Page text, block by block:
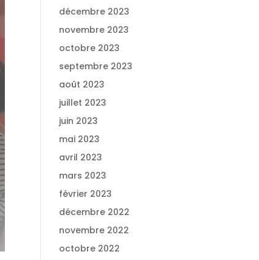
décembre 2023
novembre 2023
octobre 2023
septembre 2023
août 2023
juillet 2023
juin 2023
mai 2023
avril 2023
mars 2023
février 2023
décembre 2022
novembre 2022
octobre 2022